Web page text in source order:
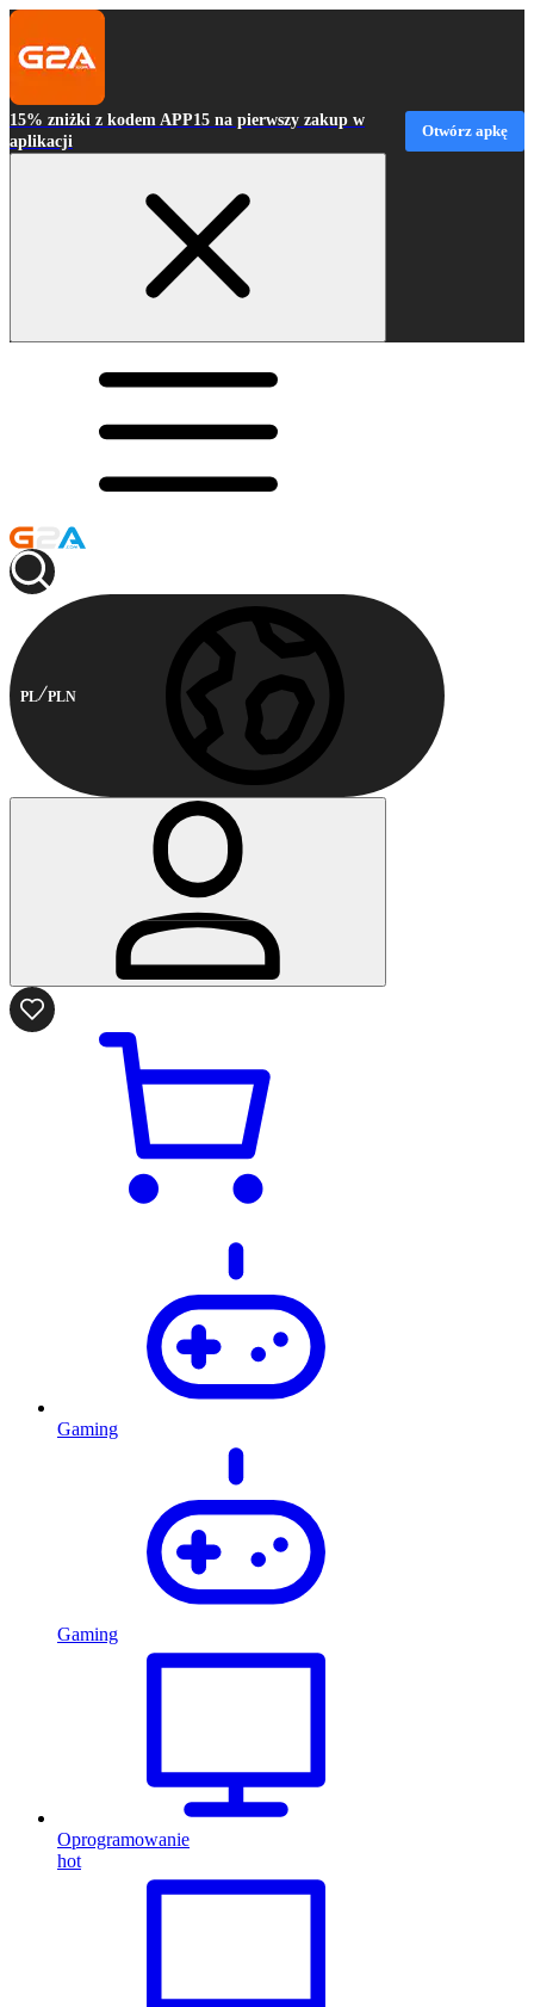
15% zniżki z kodem APP15 na pierwszy zakup w
aplikacji
Otwórz apkę
PL PLN
Gaming
Gaming
Oprogramowanie
hot